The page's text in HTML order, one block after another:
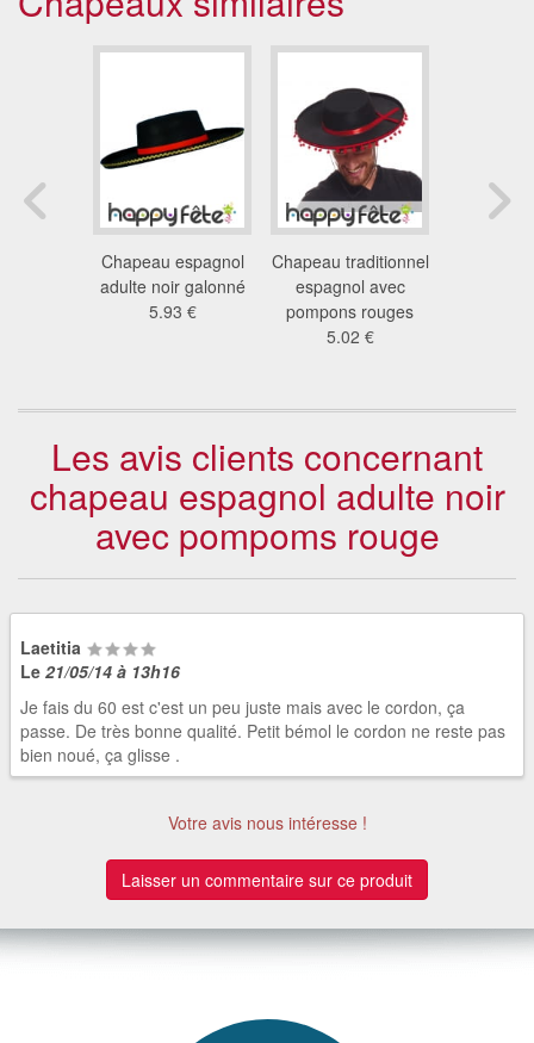
Chapeau espagnol
adulte noir galonné
5.93 €
Chapeau traditionnel
espagnol avec
pompons rouges
5.02 €
Les avis clients concernant
chapeau espagnol adulte noir
avec pompoms rouge
Laetitia
Le 21/05/14 à 13h16
Je fais du 60 est c'est un peu juste mais avec le cordon, ça
passe. De très bonne qualité. Petit bémol le cordon ne reste pas
bien noué, ça glisse .
Votre avis nous intéresse !
Laisser un commentaire sur ce produit